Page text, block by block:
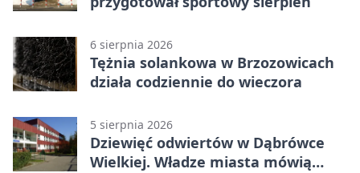
6 sierpnia 2026
Tężnia solankowa w Brzozowicach
działa codziennie do wieczora
5 sierpnia 2026
Dziewięć odwiertów w Dąbrówce
Wielkiej. Władze miasta mówią